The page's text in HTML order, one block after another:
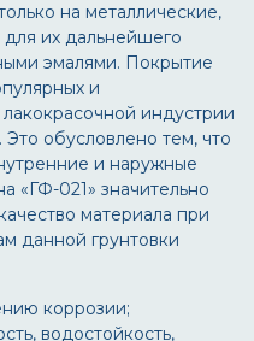
на металлические,
их дальнейшего
эмалями. Покрытие
и
индустрии
Это обусловлено тем, что
и наружные
«ГФ-021» значительно
материала при
данной грунтовки
коррозии;
водостойкость,